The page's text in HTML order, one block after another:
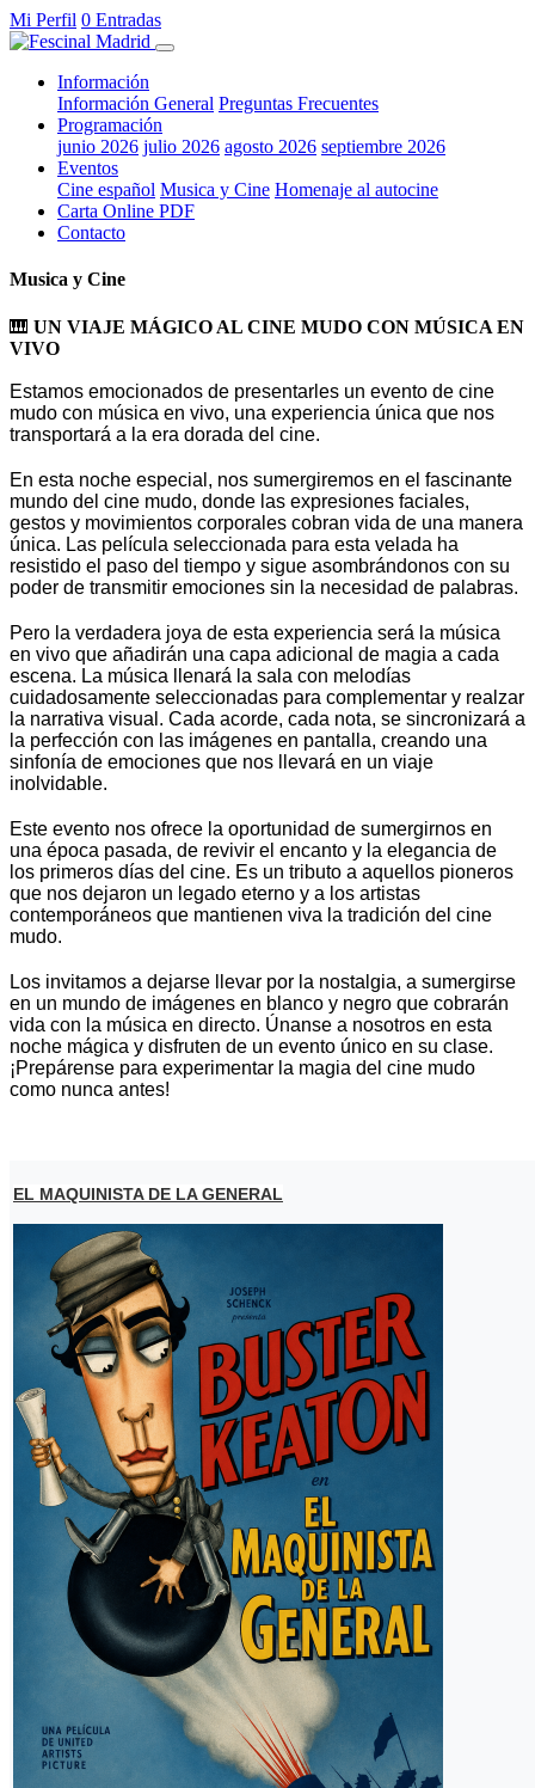
Mi Perfil 0 Entradas
Información
Información General Preguntas Frecuentes
Programación
junio 2026 julio 2026 agosto 2026 septiembre 2026
Eventos
Cine español Musica y Cine Homenaje al autocine
Carta Online PDF
Contacto
Musica y Cine
🎹 UN VIAJE MÁGICO AL CINE MUDO CON MÚSICA EN
VIVO
Estamos emocionados de presentarles un evento de cine
mudo con música en vivo, una experiencia única que nos
transportará a la era dorada del cine.
En esta noche especial, nos sumergiremos en el fascinante
mundo del cine mudo, donde las expresiones faciales,
gestos y movimientos corporales cobran vida de una manera
única. Las película seleccionada para esta velada ha
resistido el paso del tiempo y sigue asombrándonos con su
poder de transmitir emociones sin la necesidad de palabras.
Pero la verdadera joya de esta experiencia será la música
en vivo que añadirán una capa adicional de magia a cada
escena. La música llenará la sala con melodías
cuidadosamente seleccionadas para complementar y realzar
la narrativa visual. Cada acorde, cada nota, se sincronizará a
la perfección con las imágenes en pantalla, creando una
sinfonía de emociones que nos llevará en un viaje
inolvidable.
Este evento nos ofrece la oportunidad de sumergirnos en
una época pasada, de revivir el encanto y la elegancia de
los primeros días del cine. Es un tributo a aquellos pioneros
que nos dejaron un legado eterno y a los artistas
contemporáneos que mantienen viva la tradición del cine
mudo.
Los invitamos a dejarse llevar por la nostalgia, a sumergirse
en un mundo de imágenes en blanco y negro que cobrarán
vida con la música en directo. Únanse a nosotros en esta
noche mágica y disfruten de un evento único en su clase.
¡Prepárense para experimentar la magia del cine mudo
como nunca antes!
EL MAQUINISTA DE LA GENERAL